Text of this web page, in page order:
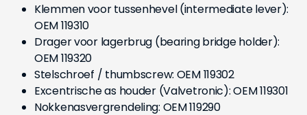
Klemmen voor tussenhevel (intermediate lever):
OEM 119310
Drager voor lagerbrug (bearing bridge holder):
OEM 119320
Stelschroef / thumbscrew: OEM 119302
Excentrische as houder (Valvetronic): OEM 119301
Nokkenasvergrendeling: OEM 119290